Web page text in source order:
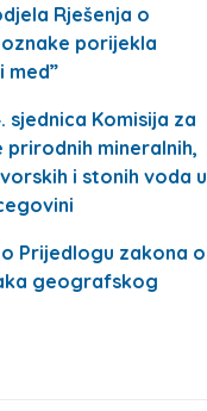
Rješenja o
porijekla
med”
sjednica Komisija za
prirodnih mineralnih,
i stonih voda u
Prijedlogu zakona o
geografskog